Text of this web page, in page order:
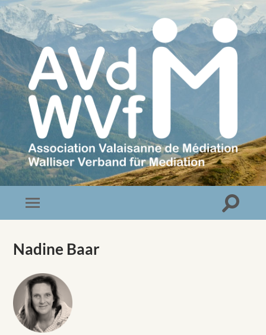
Association
Valaisanne
de
Toggle
mobile
Toggle
Nadine Baar